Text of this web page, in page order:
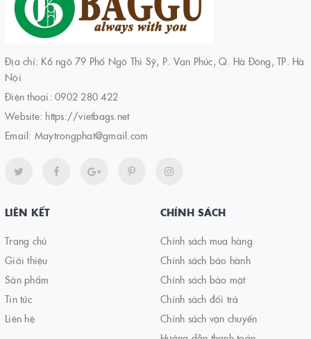
Địa chỉ: K6 ngõ 79 Phố Ngô Thì Sỹ, P. Vạn Phúc, Q. Hà Đông, TP. Hà
Nội
Điện thoại: 0902 280 422
Website: https://vietbags.net
Email: Maytrongphat@gmail.com
LIÊN KẾT
Trang chủ
Giới thiệu
Sản phẩm
Tin tức
Liên hệ
CHÍNH SÁCH
Chính sách mua hàng
Chính sách bảo hành
Chính sách bảo mật
Chính sách đổi trả
Chính sách vận chuyển